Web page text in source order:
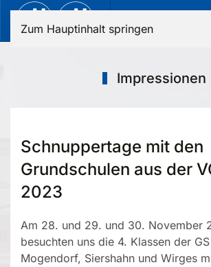
Zum Hauptinhalt springen
Impressionen
Schnuppertage mit den
Grundschulen aus der
2023
Am 28. und 29. und 30. November
besuchten uns die 4. Klassen der
Mogendorf, Siershahn und Wirges